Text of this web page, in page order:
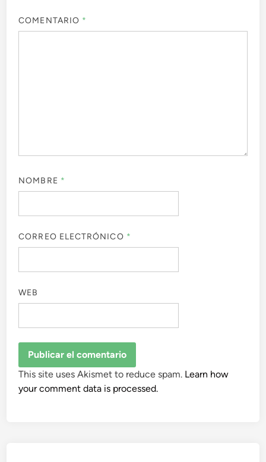
COMENTARIO *
NOMBRE *
CORREO ELECTRÓNICO *
WEB
This site uses Akismet to reduce spam. Learn how
your comment data is processed.